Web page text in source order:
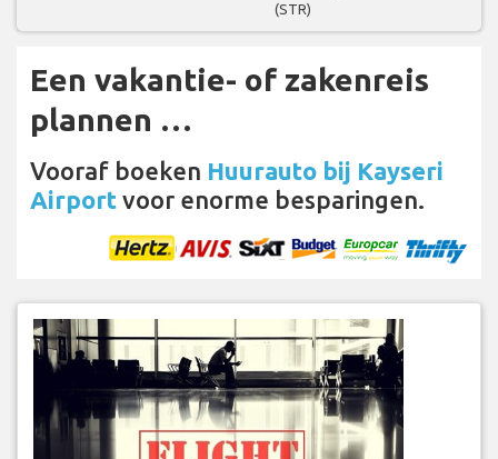
(STR)
Een vakantie- of zakenreis
plannen …
Vooraf boeken Huurauto bij Kayseri
Airport voor enorme besparingen.